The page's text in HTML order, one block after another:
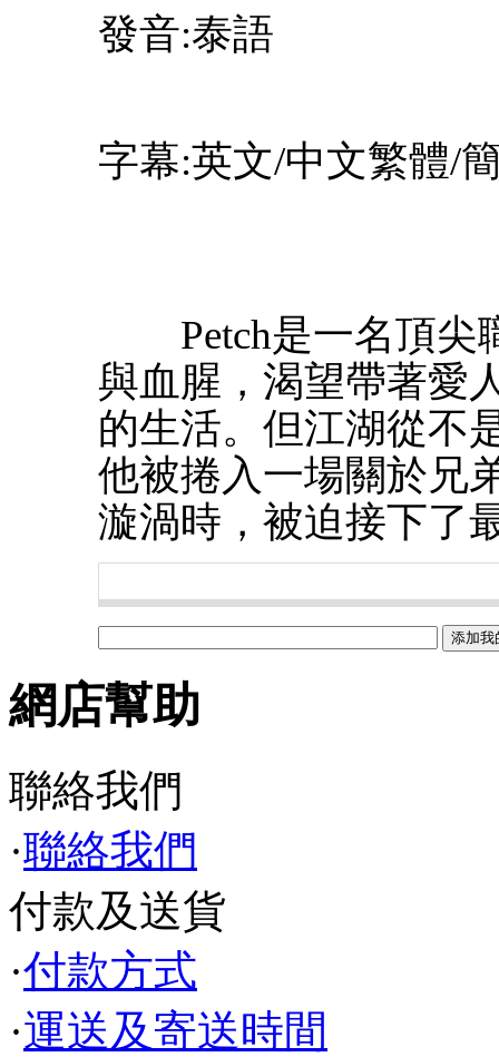
發音:泰語
字幕:英文/中文繁體/
Petch是一名頂尖
與血腥，渴望帶著愛
的生活。但江湖從
他被捲入一場關於兄
漩渦時，被迫接下了
網店幫助
聯絡我們
·聯絡我們
付款及送貨
·付款方式
·運送及寄送時間